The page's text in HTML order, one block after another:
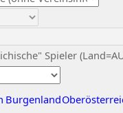
Spieler
Burgenland